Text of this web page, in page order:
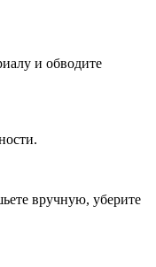
и обводите
вручную, уберите